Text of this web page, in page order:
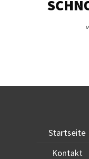
Startseite
Kontakt